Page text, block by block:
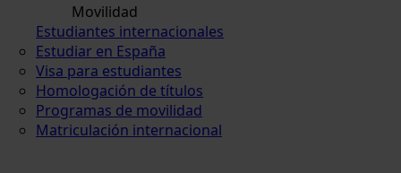
Movilidad
Estudiantes internacionales
Estudiar en España
Visa para estudiantes
Homologación de títulos
Programas de movilidad
Matriculación internacional